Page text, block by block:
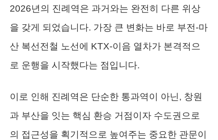
2026년의 진례역은 과거와는 완전히 다른 위상
을 갖게 되었습니다. 가장 큰 변화는 바로 부전-마
산 복선전철 노선에 KTX-이음 열차가 본격적으
로 운행을 시작했다는 점입니다.
이로 인해 진례역은 단순한 통과역이 아닌, 창원
과 부산을 잇는 핵심 환승 거점이자 수도권으로
의 접근성을 획기적으로 높여주는 중요한 관문이